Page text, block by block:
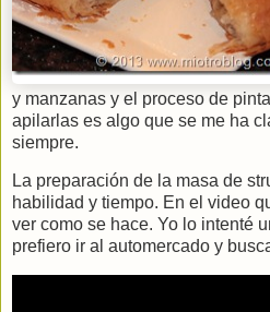
y manzanas y el proceso de
apilarlas es algo que se me ha
siempre.
La preparación de la masa de
habilidad y tiempo. En el video
ver como se hace. Yo lo intenté
prefiero ir al automercado y